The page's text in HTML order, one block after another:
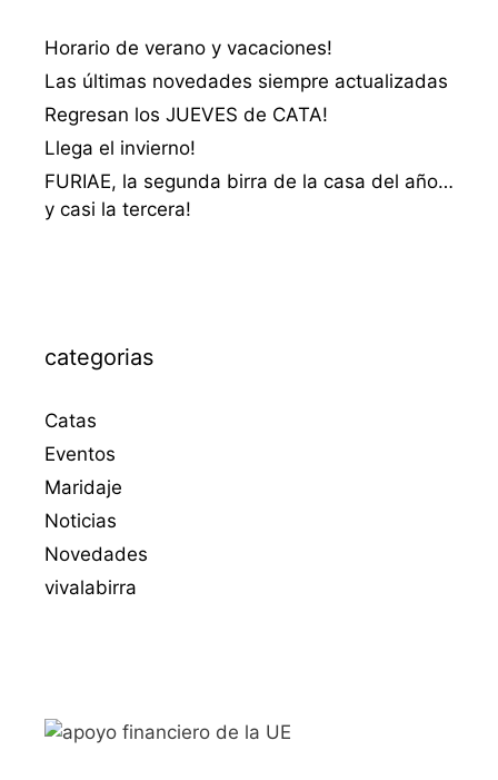
Horario de verano y vacaciones!
Las últimas novedades siempre actualizadas
Regresan los JUEVES de CATA!
Llega el invierno!
FURIAE, la segunda birra de la casa del año…
y casi la tercera!
categorias
Catas
Eventos
Maridaje
Noticias
Novedades
vivalabirra